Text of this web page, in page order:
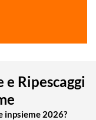
Ripescaggi
inpsieme 2026?